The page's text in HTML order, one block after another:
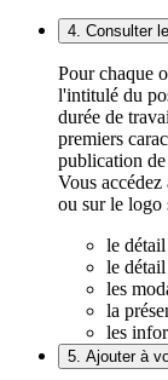
4. Consulter
Pour chaque
l'intitulé du
durée de
premiers
publication
Vous
ou sur le logo
le
le
les
la
les
5. Ajouter à